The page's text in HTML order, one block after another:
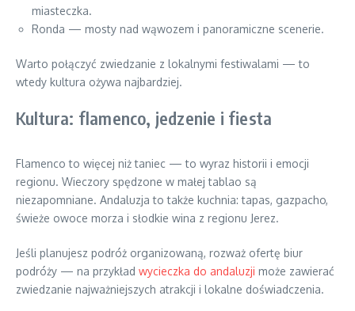
miasteczka.
Ronda — mosty nad wąwozem i panoramiczne scenerie.
Warto połączyć zwiedzanie z lokalnymi festiwalami — to
wtedy kultura ożywa najbardziej.
Kultura: flamenco, jedzenie i fiesta
Flamenco to więcej niż taniec — to wyraz historii i emocji
regionu. Wieczory spędzone w małej tablao są
niezapomniane. Andaluzja to także kuchnia: tapas, gazpacho,
świeże owoce morza i słodkie wina z regionu Jerez.
Jeśli planujesz podróż organizowaną, rozważ ofertę biur
podróży — na przykład wycieczka do andaluzji może zawierać
zwiedzanie najważniejszych atrakcji i lokalne doświadczenia.